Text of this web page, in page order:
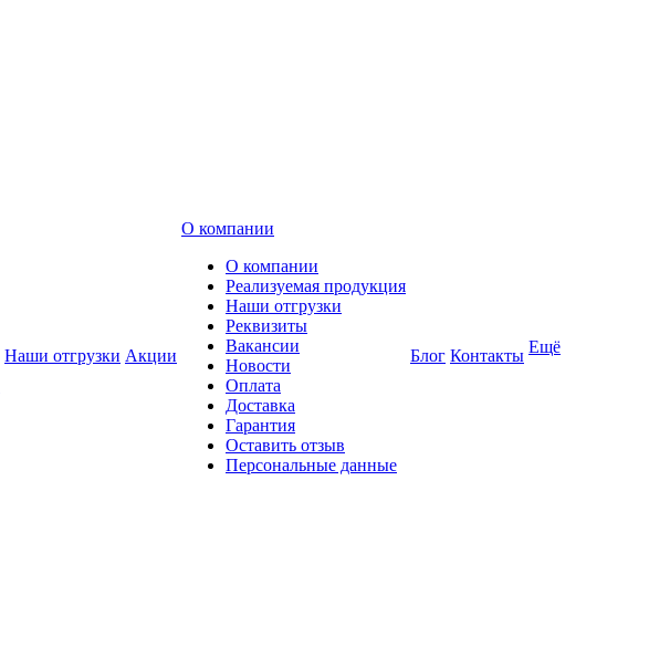
Наши отгрузки Акции
О компании
О компании
Реализуемая продукция
Наши отгрузки
Реквизиты
Вакансии
Новости
Оплата
Доставка
Гарантия
Оставить отзыв
Персональные данные
Блог Контакты Ещё